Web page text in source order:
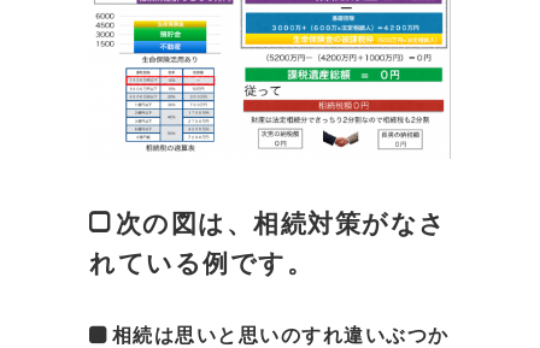
次の図は、相続対策がなさ
れている例です。
相続は思いと思いのすれ違いぶつか